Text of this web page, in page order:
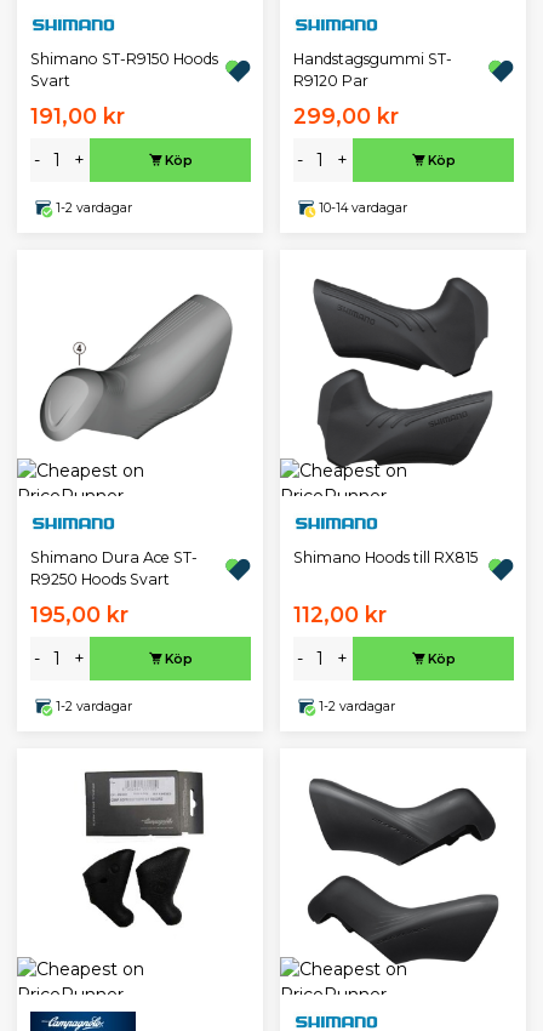
Shimano ST-R9150 Hoods
Svart
191,00 kr
- + Köp
1-2 vardagar
Handstagsgummi ST-
R9120 Par
299,00 kr
- + Köp
10-14 vardagar
Shimano Dura Ace ST-
R9250 Hoods Svart
195,00 kr
- + Köp
1-2 vardagar
Shimano Hoods till RX815
112,00 kr
- + Köp
1-2 vardagar